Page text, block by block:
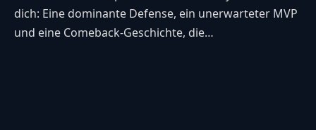
dich: Eine dominante Defense, ein unerwarteter MVP
und eine Comeback-Geschichte, die…